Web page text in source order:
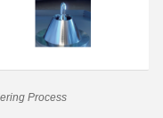
Process